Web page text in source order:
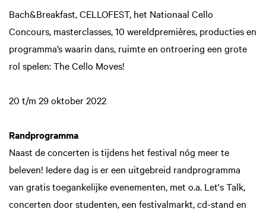
Bach&Breakfast, CELLOFEST, het Nationaal Cello
Concours, masterclasses, 10 wereldpremières, producties en
programma’s waarin dans, ruimte en ontroering een grote
rol spelen: The Cello Moves!
20 t/m 29 oktober 2022
Randprogramma
Naast de concerten is tijdens het festival nóg meer te
beleven! Iedere dag is er een uitgebreid randprogramma
van gratis toegankelijke evenementen, met o.a. Let's Talk,
concerten door studenten, een festivalmarkt, cd-stand en